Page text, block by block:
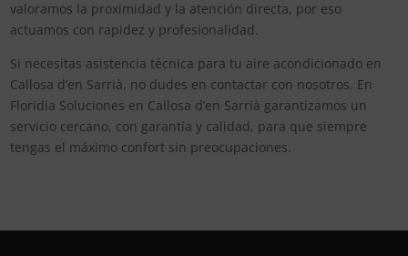
valoramos la proximidad y la atención directa, por eso
actuamos con rapidez y profesionalidad.
Si necesitas asistencia técnica para tu aire acondicionado en
Callosa d’en Sarrià, no dudes en contactar con nosotros. En
Floridia Soluciones en Callosa d’en Sarrià garantizamos un
servicio cercano, con garantía y calidad, para que siempre
tengas el máximo confort sin preocupaciones.